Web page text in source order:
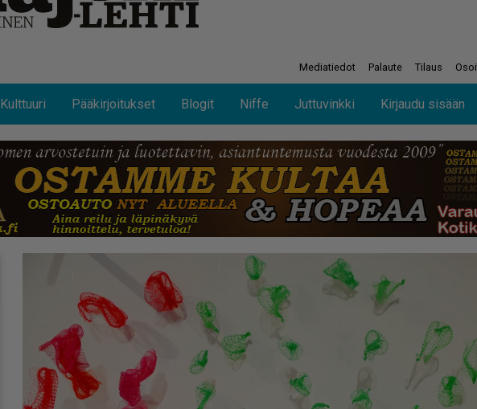
Mediatiedot Palaute Tilaus
Kulttuuri Pääkirjoitukset Blogit Niffe Juttuvinkki Kirjaudu sisään